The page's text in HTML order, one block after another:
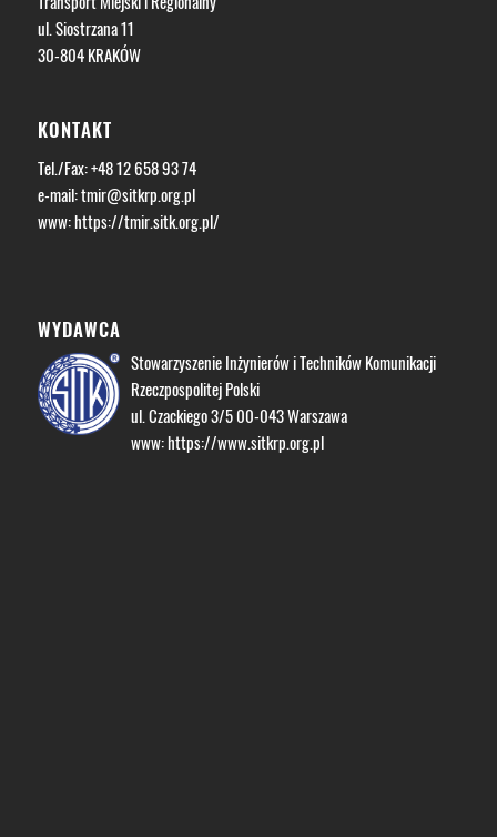
ul. Siostrzana 11
30-804 KRAKÓW
KONTAKT
Tel./Fax: +48 12 658 93 74
e-mail:tmir@sitkrp.org.pl
www:https://tmir.sitk.org.pl/
WYDAWCA
Stowarzyszenie Inżynierów i Techników Komunikacji
Rzeczpospolitej Polski
ul. Czackiego 3/5 00-043 Warszawa
www:https://www.sitkrp.org.pl